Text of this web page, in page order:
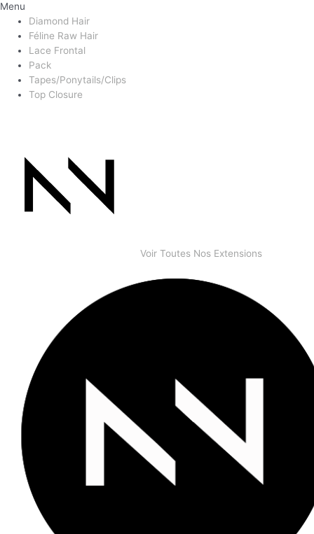
Menu
Diamond Hair
Féline Raw Hair
Lace Frontal
Pack
Tapes/Ponytails/Clips
Top Closure
Voir Toutes Nos Extensions